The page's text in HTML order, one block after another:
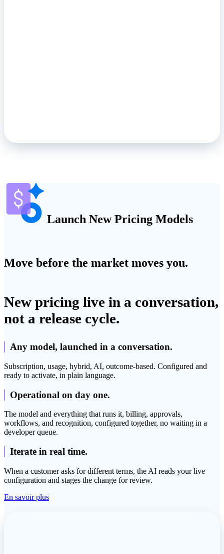
Launch New Pricing Models
Move before the market moves you.
New pricing live in a conversation,
not a release cycle.
Any model, launched in a conversation.
Subscription, usage, hybrid, AI, outcome-based. Configured and
ready to activate, in plain language.
Operational on day one.
The model and everything that runs it, billing, approvals,
workflows, and recognition, configured together, no waiting in a
developer queue.
Iterate in real time.
When a customer asks for different terms, the AI reads your live
configuration and stages the change for review.
En savoir plus